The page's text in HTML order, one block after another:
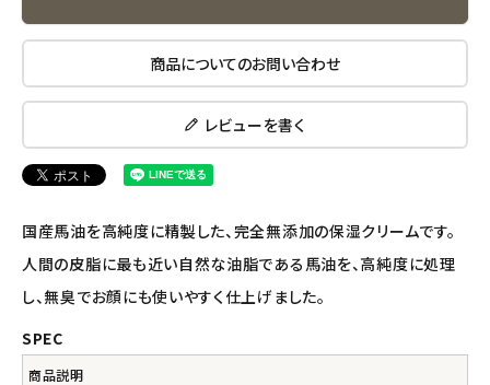
エコリュクス
エコメイト
コラム・スタッフのおすすめ
ご利用ガイド等
商品についてのお問い合わせ
レビューを書く
国産馬油を高純度に精製した、完全無添加の保湿クリームです。
人間の皮脂に最も近い自然な油脂である馬油を、高純度に処理
し、無臭でお顔にも使いやすく仕上げました。
SPEC
商品説明